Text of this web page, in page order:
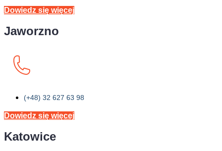
Dowiedz się więcej
Jaworzno
(+48) 32 627 63 98
Dowiedz się więcej
Katowice